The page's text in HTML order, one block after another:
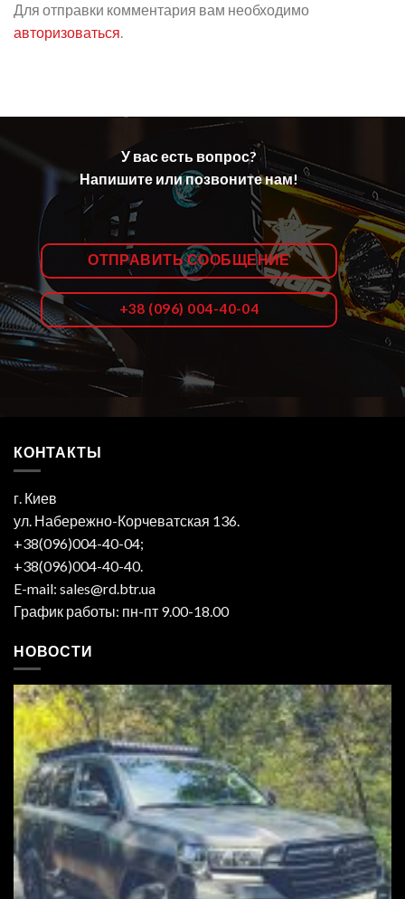
Для отправки комментария вам необходимо
авторизоваться.
У вас есть вопрос?
Напишите или позвоните нам!
ОТПРАВИТЬ СООБЩЕНИЕ
+38 (096) 004-40-04
КОНТАКТЫ
г. Киев
ул. Набережно-Корчеватская 136.
+38(096)004-40-04;
+38(096)004-40-40.
E-mail: sales@rd.btr.ua
График работы: пн-пт 9.00-18.00
НОВОСТИ